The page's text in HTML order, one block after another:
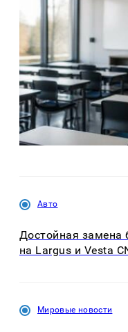
Авто
Достойная замена
на Largus и Vesta
Мировые новости